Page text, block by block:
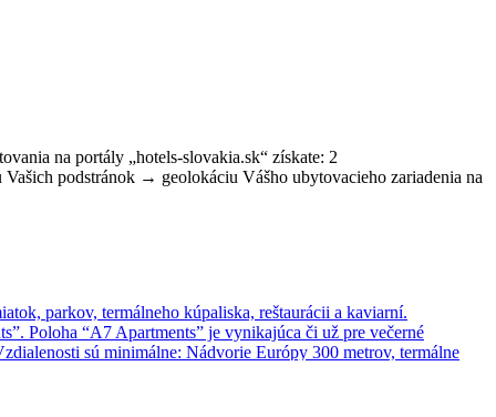
na portály „hotels-slovakia.sk“ získate: 2
podstránok → geolokáciu Vášho ubytovacieho zariadenia na
parkov, termálneho kúpaliska, reštaurácii a kaviarní.
Poloha “A7 Apartments” je vynikajúca či už pre večerné
sú minimálne: Nádvorie Európy 300 metrov, termálne
dokonalý relax a regeneráciu. Okolie mesta ukrýva krásy